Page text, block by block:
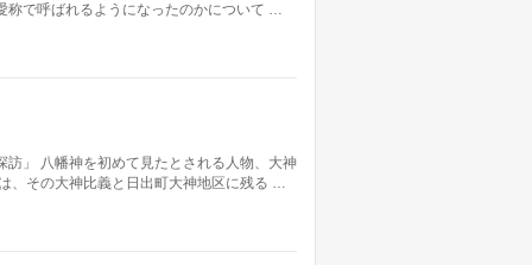
称で呼ばれるようになったのかについて …
」 八幡神を初めて見たとされる人物、大神
、その大神比義と日出町大神地区に残る …